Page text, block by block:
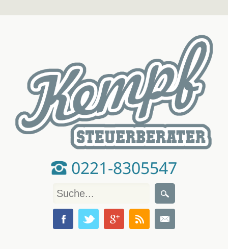
0221-8305547